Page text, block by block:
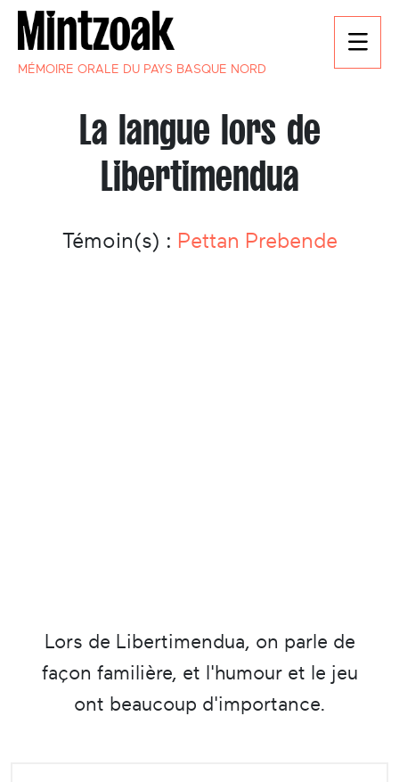
MÉMOIRE ORALE DU PAYS BASQUE NORD
La langue lors de
Libertimendua
Témoin(s) : Pettan Prebende
Lors de Libertimendua, on parle de
façon familière, et l'humour et le jeu
ont beaucoup d'importance.